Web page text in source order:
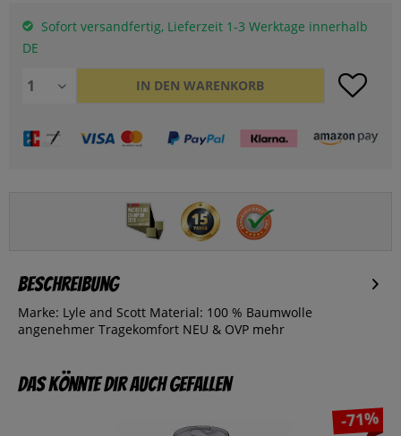
Sofort versandfertig, Lieferzeit 1-3 Werktage innerhalb
DE
IN DEN WARENKORB
Beschreibung
Marke: Lyle and Scott Material: 100 % Baumwolle
angenehmer Tragekomfort NEU & OVP mehr
Das könnte dir auch gefallen
-71%